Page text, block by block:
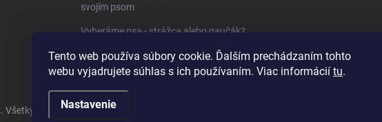
Tento web používa súbory cookie. Ďalším prechádzaním tohto
webu vyjadrujete súhlas s ich používaním. Viac informácií tu.
Nastavenie
svojím psom
Vyberáme psa - strážca alebo gaučák?
Ako zvládať horúce počasie so psom?
. Všetky práva vyhradené.